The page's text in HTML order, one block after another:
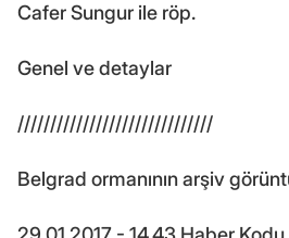
Cafer Sungur ile röp.
Genel ve detaylar
//////////////////////////////
Belgrad ormanının arşiv